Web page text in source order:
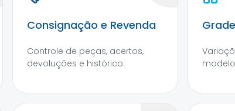
Consignação e Revenda
Controle de peças, acertos,
devoluções e histórico.